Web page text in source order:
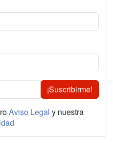
¡Suscribirme!
Aviso Legal y nuestra